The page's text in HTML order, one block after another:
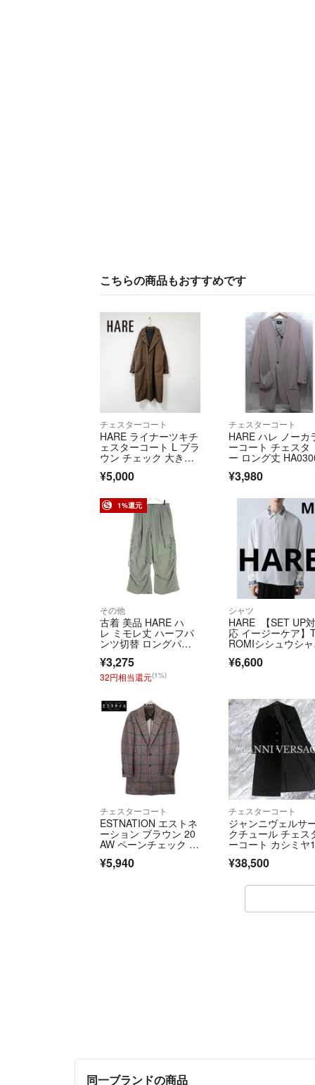
こちらの商品もおすすめです
チェスターコート
HARE ライナーツキチ
ェスターコート L ブラ
ウン チェック 大き
め ハレ
¥5,000
チェスターコート
HARE ハレ ノーカ
ーコート チェスタ
ー ロング丈
8TR サイズS ベー
系 薄手 メンズ
¥3,980
1%還元
その他
古着 美品 HARE ハ
レ ミモレ丈 ハーフパ
ンツ切替 ロングパン
ルト リベット メンズ
¥3,275
32円相当還元(1%)
シャツ
HARE 【SET UP対
応 イージーケア】
ROMIシシュウシャ
¥6,600
チェスターコート
ESTNATION エストネ
ーション ブラウン 20
AW ペーンチェック チ
¥5,940
チェスターコート
ジャンニヴェルサ
クチュール チェス
ーコート カシミヤ
¥38,500
同一ブランドの商品